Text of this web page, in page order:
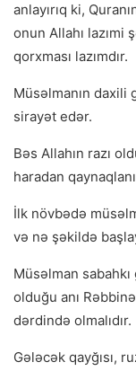
anlayırıq ki,
onun Allahı
qorxması lazımdır.
Müsəlmanın daxili
sirayət edər.
Bəs Allahın razı
haradan
İlk növbədə
və nə şəkildə
Müsəlman
olduğu anı
dərdində olmalıdır.
Gələcək qayğısı,